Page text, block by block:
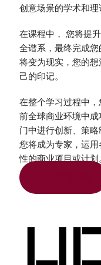
创意场景的学术和理
在课程中， 您将提
全谱系，最终完成
将变为现实，您的
己的印记。
在整个学习过程中
前全球商业环境中
门中进行创新、策
您将成为专家，运
性的商业项目或计划